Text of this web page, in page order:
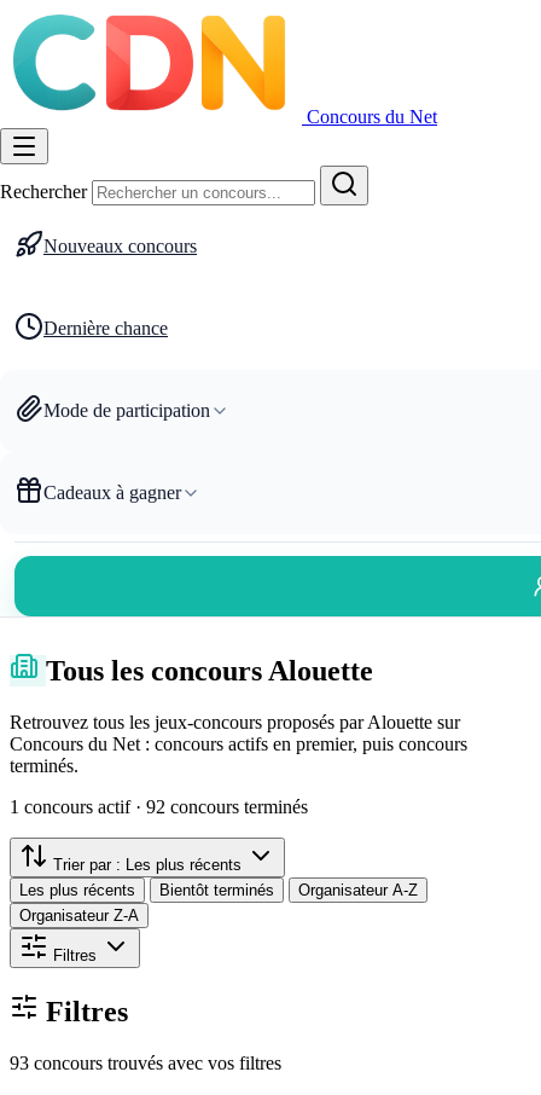
Concours du Net
Rechercher
Nouveaux concours
Dernière chance
Mode de participation
Cadeaux à gagner
Tous les concours Alouette
Retrouvez tous les jeux-concours proposés par Alouette sur
Concours du Net : concours actifs en premier, puis concours
terminés.
1 concours actif · 92 concours terminés
Trier par :
Les plus récents
Les plus récents
Bientôt terminés
Organisateur A-Z
Organisateur Z-A
Filtres
Filtres
93 concours trouvés avec vos filtres